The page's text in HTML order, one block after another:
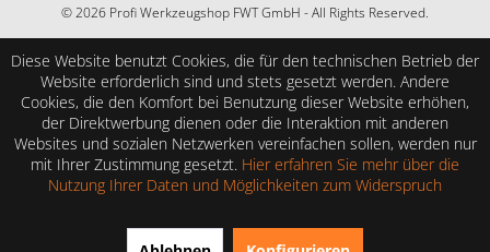
© 2026 Profi Werkzeugshop FWT GmbH - All Rights Reserved.
Diese Website benutzt Cookies, die für den technischen Betrieb der
Website erforderlich sind und stets gesetzt werden. Andere
Cookies, die den Komfort bei Benutzung dieser Website erhöhen,
der Direktwerbung dienen oder die Interaktion mit anderen
Websites und sozialen Netzwerken vereinfachen sollen, werden nur
mit Ihrer Zustimmung gesetzt. Hier erfahren Sie mehr über die
Nutzung Ihrer Daten und Möglichkeiten zum Widerspruch
SEHR GUT (4.86 / 5)
Bewertungen bei: shopauskunft.de, google.com, shopvote.de ⓘ